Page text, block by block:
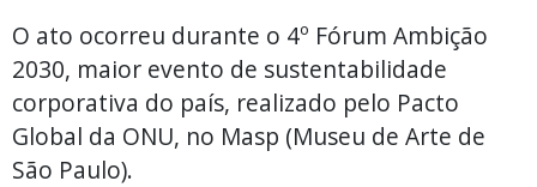
O ato ocorreu durante o 4º Fórum Ambição
2030, maior evento de sustentabilidade
corporativa do país, realizado pelo Pacto
Global da ONU, no Masp (Museu de Arte de
São Paulo).